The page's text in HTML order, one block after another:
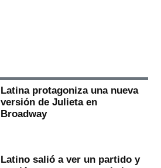
Latina protagoniza una nueva
versión de Julieta en
Broadway
Latino salió a ver un partido y